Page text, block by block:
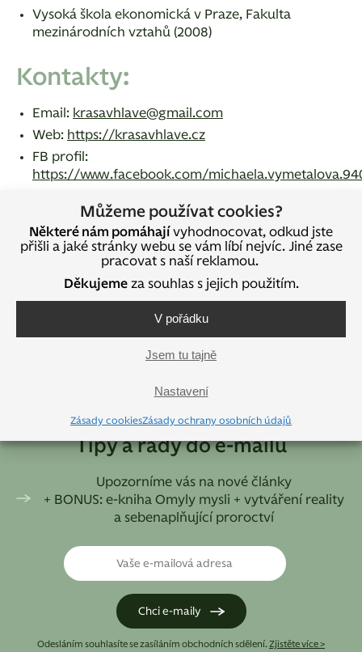
Můžeme používat cookies?
Některé nám pomáhají vyhodnocovat, odkud jste
přišli a jaké stránky webu se vám líbí nejvíc. Jiné zase
pracovat s naší reklamou.
Děkujemeza souhlas s jejich použitím.
V pořádku
Jsem tu tajně
Nastavení
Zásady cookiesZásady ochrany osobních údajů
Vysoká škola ekonomická v Praze, Fakulta
mezinárodních vztahů (2008)
Kontakty:
Email: krasavhlave@gmail.com
Web: https://krasavhlave.cz
FB profil:
https://www.facebook.com/
https://www.facebook.com/krasavhlave
FB skupina:
https://www.facebook.com/groups/
Sdílejte na sociálních sítích
Tipy a rady do e-mailu
Upozorníme vás na nové články
+ BONUS: e-kniha Omyly mysli + vytváření reality
a sebenaplňující proroctví
Odesláním souhlasíte se zasíláním obchodních sdělení. Zjistěte více >